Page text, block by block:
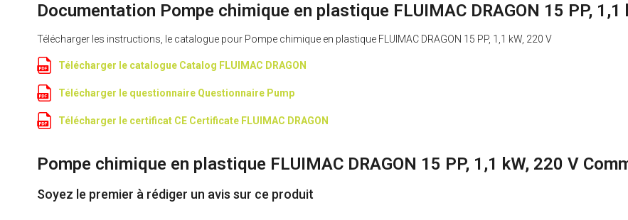
Documentation Pompe chimique en plastique FLUIMAC DRAGON 15 PP, 1,1
Télécharger les instructions, le catalogue pour Pompe chimique en plastique FLUIMAC DRAGON 15 PP, 1,1 kW, 220 V
Télécharger le catalogue Catalog FLUIMAC DRAGON
Télécharger le questionnaire Questionnaire Pump
Télécharger le certificat CE Certificate FLUIMAC DRAGON
Pompe chimique en plastique FLUIMAC DRAGON 15 PP, 1,1 kW, 220 V
Soyez le premier à rédiger un avis sur ce produit